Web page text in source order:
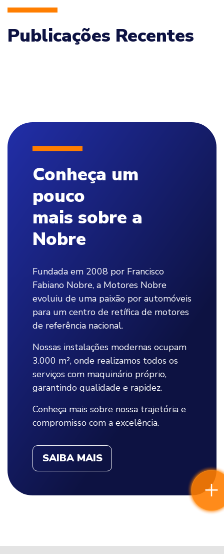
Publicações Recentes
Conheça um
pouco
mais sobre a
Nobre
Fundada em 2008 por Francisco
Fabiano Nobre, a Motores Nobre
evoluiu de uma paixão por automóveis
para um centro de retífica de motores
de referência nacional.
Nossas instalações modernas ocupam
3.000 m², onde realizamos todos os
serviços com maquinário próprio,
garantindo qualidade e rapidez.
Conheça mais sobre nossa trajetória e
compromisso com a excelência.
SAIBA MAIS